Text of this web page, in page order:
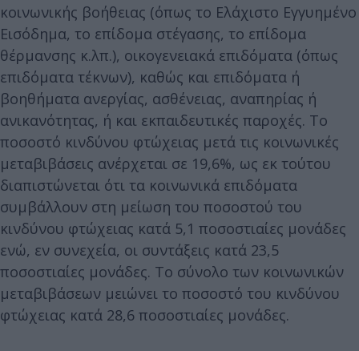
κοινωνικής βοήθειας (όπως το Ελάχιστο Εγγυημένο
Εισόδημα, το επίδομα στέγασης, το επίδομα
θέρμανσης κ.λπ.), οικογενειακά επιδόματα (όπως
επιδόματα τέκνων), καθώς και επιδόματα ή
βοηθήματα ανεργίας, ασθένειας, αναπηρίας ή
ανικανότητας, ή και εκπαιδευτικές παροχές. Το
ποσοστό κινδύνου φτώχειας μετά τις κοινωνικές
μεταβιβάσεις ανέρχεται σε 19,6%, ως εκ τούτου
διαπιστώνεται ότι τα κοινωνικά επιδόματα
συμβάλλουν στη μείωση του ποσοστού του
κινδύνου φτώχειας κατά 5,1 ποσοστιαίες μονάδες
ενώ, εν συνεχεία, οι συντάξεις κατά 23,5
ποσοστιαίες μονάδες. Το σύνολο των κοινωνικών
μεταβιβάσεων μειώνει το ποσοστό του κινδύνου
φτώχειας κατά 28,6 ποσοστιαίες μονάδες.